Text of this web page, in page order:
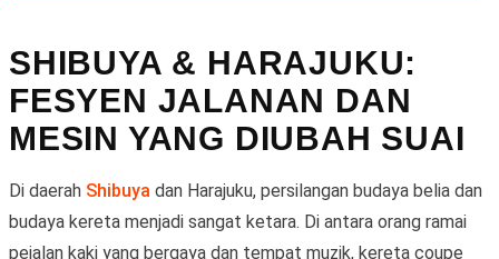
SHIBUYA & HARAJUKU:
FESYEN JALANAN DAN
MESIN YANG DIUBAH SUAI
Di daerah Shibuya dan Harajuku, persilangan budaya belia dan
budaya kereta menjadi sangat ketara. Di antara orang ramai
pejalan kaki yang bergaya dan tempat muzik, kereta coupe